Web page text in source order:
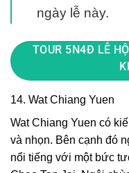
ngày lễ này.
TOUR 5N4Đ LỄ
14. Wat Chiang Yuen
Wat Chiang Yuen có
và nhọn. Bên cạnh đó
nổi tiếng với một bức